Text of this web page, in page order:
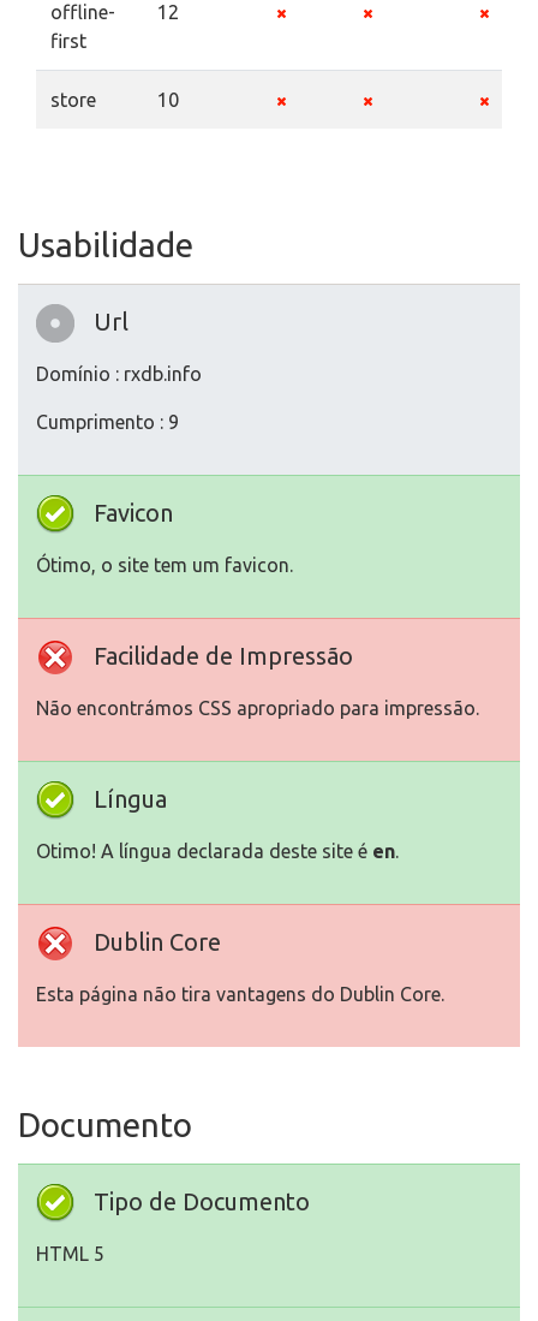
offline-
first
12
store 10
Usabilidade
Url
Domínio : rxdb.info
Cumprimento : 9
Favicon
Ótimo, o site tem um favicon.
Facilidade de Impressão
Não encontrámos CSS apropriado para impressão.
Língua
Otimo! A língua declarada deste site é en.
Dublin Core
Esta página não tira vantagens do Dublin Core.
Documento
Tipo de Documento
HTML 5